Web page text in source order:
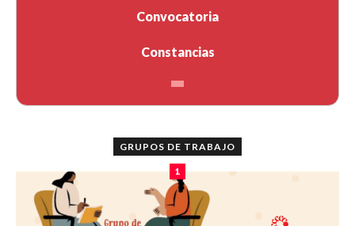
Convocatoria
Constancias
GRUPOS DE TRABAJO
1